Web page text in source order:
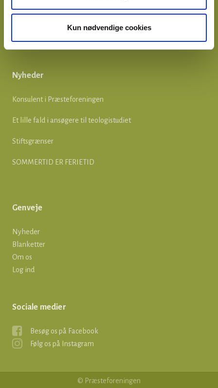
Kun nødvendige cookies
EAN5790002839344
Nyheder
Konsulent i Præsteforeningen
Et lille fald i ansøgere til teologistudiet
Stiftsgrænser
SOMMERTID ER FERIETID
Genveje
Nyheder
Blanketter
Om os
Log ind
Sociale medier
Besøg os på Facebook
Følg os på Instagram
© Præsteforeningen